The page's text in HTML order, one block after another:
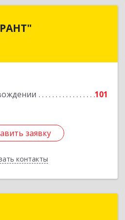
101
заявку
контакты
Чайковский г, Карла
заявку
Назад